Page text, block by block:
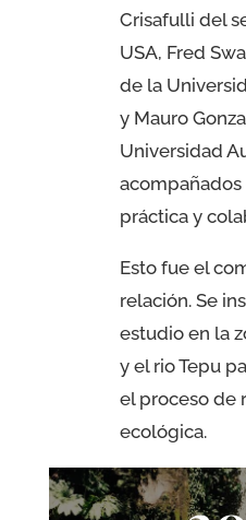
Crisafulli del
USA, Fred
de la
y Mauro
Universidad
práctica y
Esto fue el
relación. Se
estudio en la
y el rio Tepu
el proceso de
ecológica.